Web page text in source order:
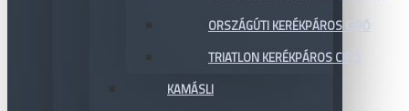
ORSZÁGÚTI KERÉKPÁROS CIPŐ
TRIATLON KERÉKPÁROS CIPŐ
KAMÁSLI